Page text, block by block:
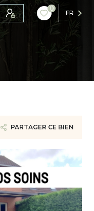
0
FR
PARTAGER CE BIEN